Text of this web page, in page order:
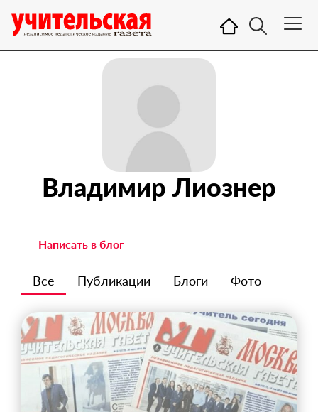
Владимир Лиознер
Написать в блог
Все Публикации Блоги Фото